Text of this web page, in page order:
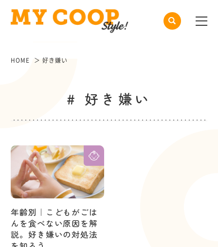
HOME 好き嫌い
# 好き嫌い
年齢別｜こどもがごは
んを食べない原因を解
説。好き嫌いの対処法